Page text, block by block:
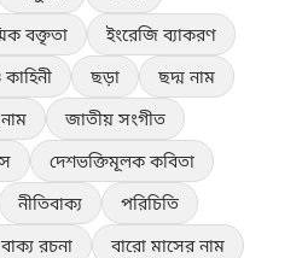
বক্তৃতা
ইংরেজি ব্যাকরণ
ছড়া
ছদ্ম নাম
জাতীয় সংগীত
দেশভক্তিমূলক কবিতা
নীতিবাক্য
পরিচিতি
বাক্য রচনা বারো মাসের নাম